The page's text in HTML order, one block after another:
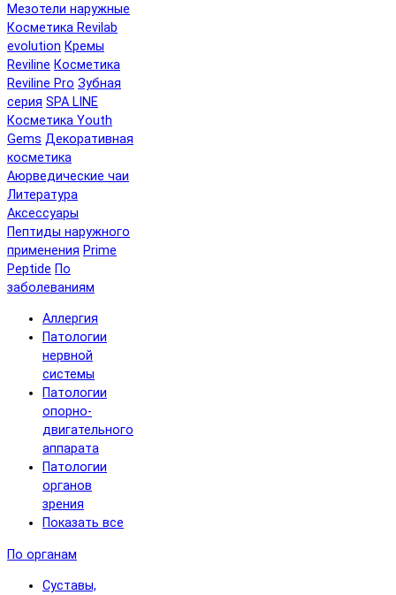
Мезотели наружные
Косметика Revilab
evolution Кремы
Reviline Косметика
Reviline Pro Зубная
серия SPA LINE
Косметика Youth
Gems Декоративная
косметика
Аюрведические чаи
Литература
Аксессуары
Пептиды наружного
применения Prime
Peptide По
заболеваниям
Аллергия
Патологии
нервной
системы
Патологии
опорно-
двигательного
аппарата
Патологии
органов
зрения
Показать все
По органам
Суставы,